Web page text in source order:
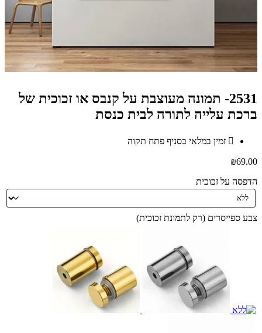
2531- תמונה מעוצבת על קנבס או זכוכית של
ברכת עלייה לתורה לבית כנסת
זמין במלאי בסניף פתח תקוה
₪69.00
הדפסה על זכוכית
צבע ספייסרים (רק לתמונת זכוכית)